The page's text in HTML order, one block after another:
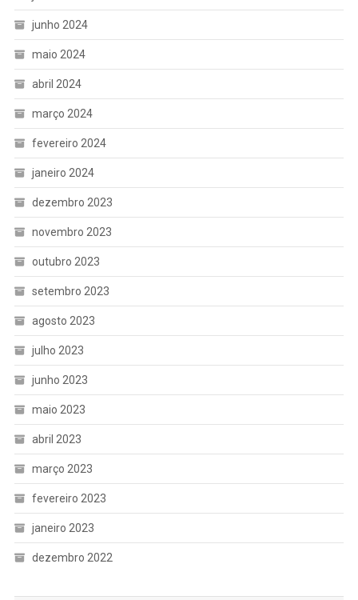
junho 2024
maio 2024
abril 2024
março 2024
fevereiro 2024
janeiro 2024
dezembro 2023
novembro 2023
outubro 2023
setembro 2023
agosto 2023
julho 2023
junho 2023
maio 2023
abril 2023
março 2023
fevereiro 2023
janeiro 2023
dezembro 2022